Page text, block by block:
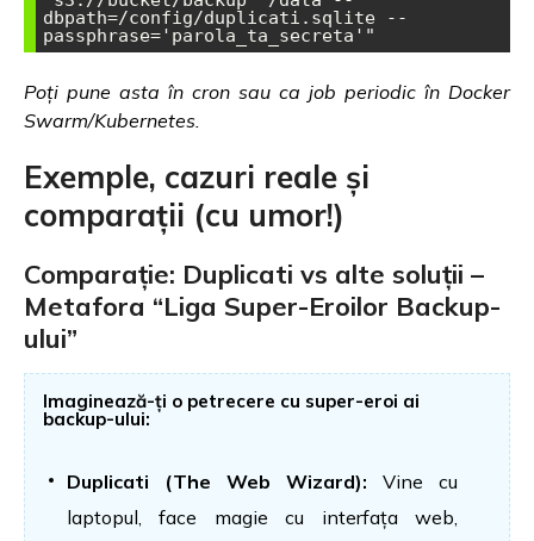
dbpath=/config/duplicati.sqlite --
passphrase='parola_ta_secreta'"
Poți pune asta în cron sau ca job periodic în Docker
Swarm/Kubernetes.
Exemple, cazuri reale și
comparații (cu umor!)
Comparație: Duplicati vs alte soluții –
Metafora “Liga Super-Eroilor Backup-
ului”
Imaginează-ți o petrecere cu super-eroi ai
backup-ului:
Duplicati (The Web Wizard): Vine cu
laptopul, face magie cu interfața web,